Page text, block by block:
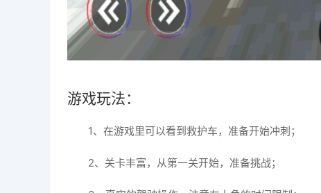
游戏玩法：
1、在游戏里可以看到救护车，准备开始冲刺；
2、关卡丰富，从第一关开始，准备挑战；